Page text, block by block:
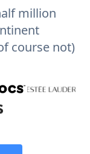
million
course not)